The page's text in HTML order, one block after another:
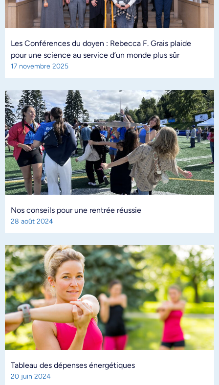
Les Conférences du doyen : Rebecca F. Grais plaide
pour une science au service d’un monde plus sûr
17 novembre 2025
Nos conseils pour une rentrée réussie
28 août 2024
Tableau des dépenses énergétiques
20 juin 2024